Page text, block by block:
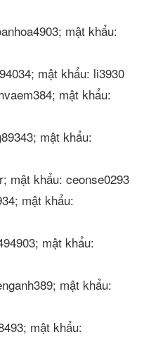
mật khẩu:
mật khẩu: li3930
mật khẩu:
mật khẩu:
mật khẩu: ceonse0293
mật khẩu:
mật khẩu:
mật khẩu:
mật khẩu: